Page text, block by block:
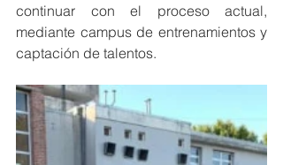
continuar con el proceso actual,
mediante campus de entrenamientos y
captación de talentos.